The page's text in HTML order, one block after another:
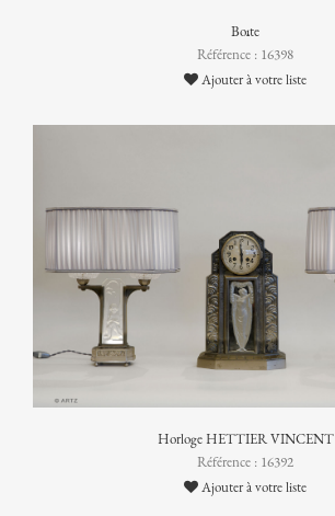
Boîte
Référence : 16398
Ajouter à votre liste
Horloge HETTIER VINCENT
Référence : 16392
Ajouter à votre liste